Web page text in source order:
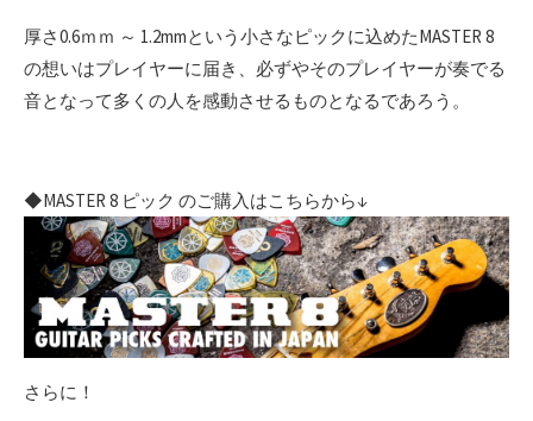
厚さ0.6ｍｍ ～ 1.2mmという小さなピックに込めたMASTER 8
の想いはプレイヤーに届き、必ずやそのプレイヤーが奏でる
音となって多くの人を感動させるものとなるであろう。
◆MASTER 8 ピック のご購入はこちらから↓
さらに！